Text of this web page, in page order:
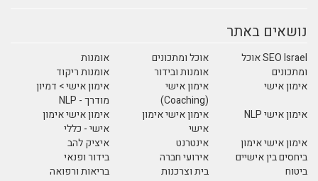
נושאים באתר
SEO Israel אוכל
ומתכונים
אוכל ומתכונים
אומנות
אומנות ובידור
אומנות ריקוד
אימון אישי
אימון אישי
(Coaching)
אימון אישי > דמיון
מודרך - NLP
אימון אישי NLP
אימון אישי אימון
אישי
אימון אישי אימון
אישי - כללי
אימון אישי אימון
ביחסים בין אישיים
אינטרנט
איציק להב
אירועי חברה
בידור ופנאי
ביטוח
בית וצרכנות
בריאות ורפואה